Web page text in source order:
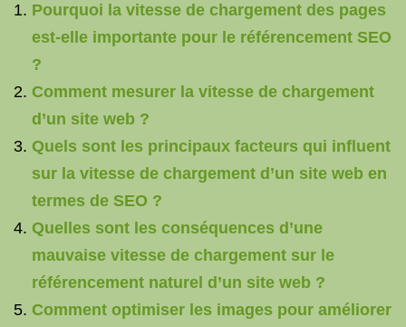
Pourquoi la vitesse de chargement des pages
est-elle importante pour le référencement SEO
?
Comment mesurer la vitesse de chargement
d’un site web ?
Quels sont les principaux facteurs qui influent
sur la vitesse de chargement d’un site web en
termes de SEO ?
Quelles sont les conséquences d’une
mauvaise vitesse de chargement sur le
référencement naturel d’un site web ?
Comment optimiser les images pour améliorer